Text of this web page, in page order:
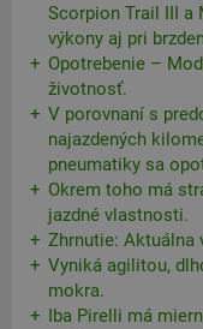
Scorpion Trail III a
výkony aj pri
Opotrebenie –
životnosť.
V porovnaní s
najazdených
pneumatiky sa
Okrem toho má
jazdné vlastnosti.
Zhrnutie: Aktuálna
Vyniká agilitou,
mokra.
Iba Pirelli má